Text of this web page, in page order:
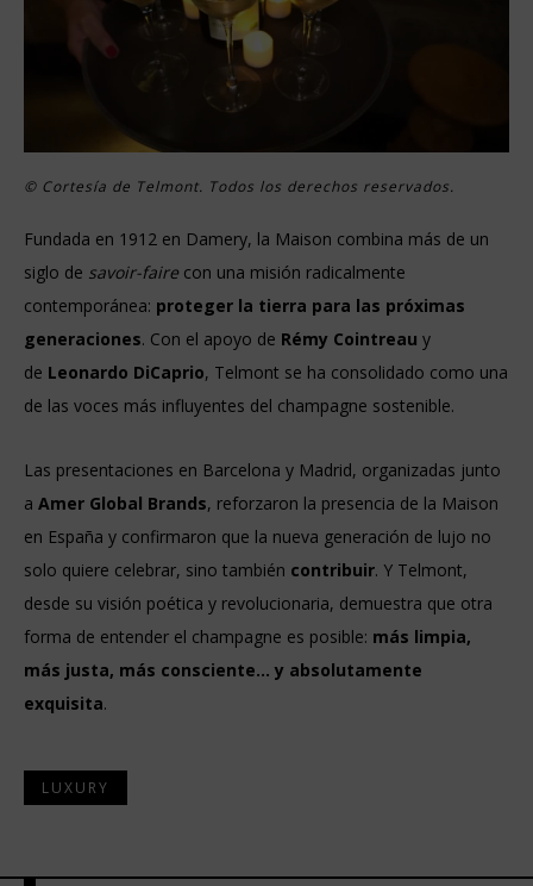
© Cortesía de Telmont. Todos los derechos reservados.
Fundada en 1912 en Damery, la Maison combina más de un
siglo de savoir-faire con una misión radicalmente
contemporánea: proteger la tierra para las próximas
generaciones. Con el apoyo de Rémy Cointreau y
de Leonardo DiCaprio, Telmont se ha consolidado como una
de las voces más influyentes del champagne sostenible.
Las presentaciones en Barcelona y Madrid, organizadas junto
a Amer Global Brands, reforzaron la presencia de la Maison
en España y confirmaron que la nueva generación de lujo no
solo quiere celebrar, sino también contribuir. Y Telmont,
desde su visión poética y revolucionaria, demuestra que otra
forma de entender el champagne es posible: más limpia,
más justa, más consciente… y absolutamente
exquisita.
LUXURY